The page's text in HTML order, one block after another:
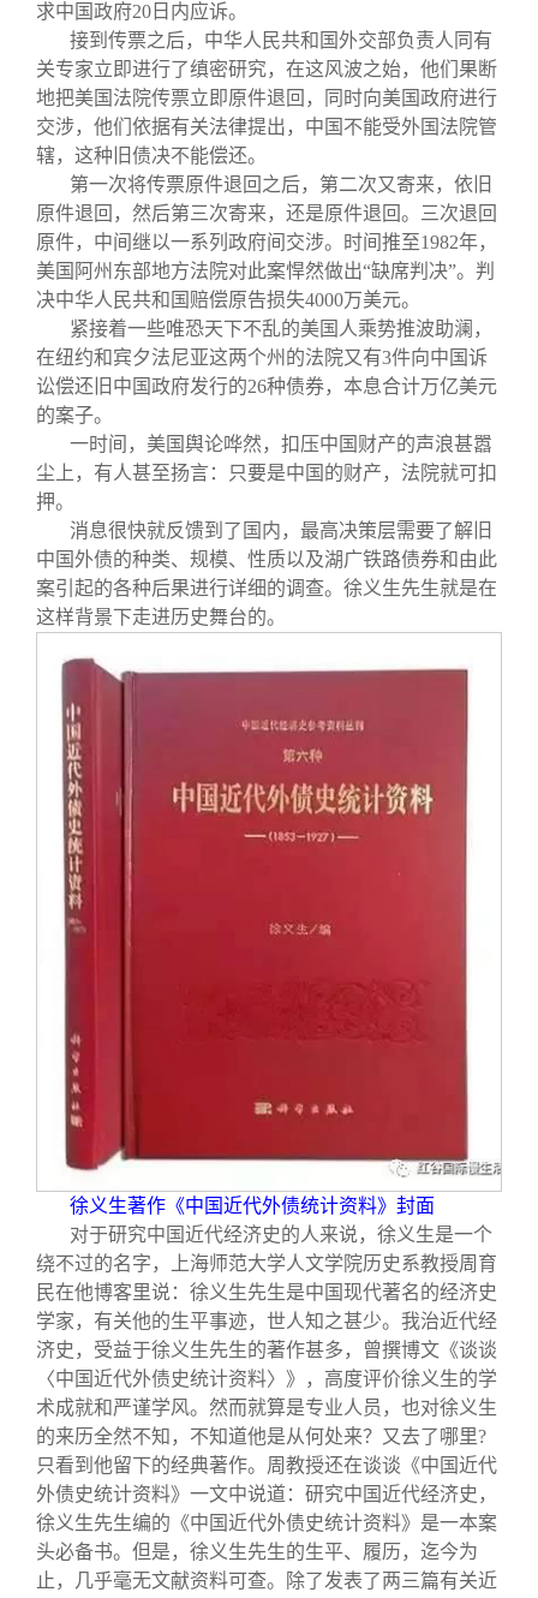
求中国政府20日内应诉。
接到传票之后，中华人民共和国外交部负责人同有
关专家立即进行了缜密研究，在这风波之始，他们果断
地把美国法院传票立即原件退回，同时向美国政府进行
交涉，他们依据有关法律提出，中国不能受外国法院管
辖，这种旧债决不能偿还。
第一次将传票原件退回之后，第二次又寄来，依旧
原件退回，然后第三次寄来，还是原件退回。三次退回
原件，中间继以一系列政府间交涉。时间推至1982年，
美国阿州东部地方法院对此案悍然做出“缺席判决”。判
决中华人民共和国赔偿原告损失4000万美元。
紧接着一些唯恐天下不乱的美国人乘势推波助澜，
在纽约和宾夕法尼亚这两个州的法院又有3件向中国诉
讼偿还旧中国政府发行的26种债券，本息合计万亿美元
的案子。
一时间，美国舆论哗然，扣压中国财产的声浪甚嚣
尘上，有人甚至扬言：只要是中国的财产，法院就可扣
押。
消息很快就反馈到了国内，最高决策层需要了解旧
中国外债的种类、规模、性质以及湖广铁路债券和由此
案引起的各种后果进行详细的调查。徐义生先生就是在
这样背景下走进历史舞台的。
徐义生著作《中国近代外债统计资料》封面
对于研究中国近代经济史的人来说，徐义生是一个
绕不过的名字，上海师范大学人文学院历史系教授周育
民在他博客里说：徐义生先生是中国现代著名的经济史
学家，有关他的生平事迹，世人知之甚少。我治近代经
济史，受益于徐义生先生的著作甚多，曾撰博文《谈谈
〈中国近代外债史统计资料〉》，高度评价徐义生的学
术成就和严谨学风。然而就算是专业人员，也对徐义生
的来历全然不知，不知道他是从何处来？又去了哪里?
只看到他留下的经典著作。周教授还在谈谈《中国近代
外债史统计资料》一文中说道：研究中国近代经济史，
徐义生先生编的《中国近代外债史统计资料》是一本案
头必备书。但是，徐义生先生的生平、履历，迄今为
止，几乎毫无文献资料可查。除了发表了两三篇有关近